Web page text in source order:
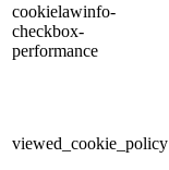
cookielawinfo-
checkbox-
performance
viewed_cookie_policy